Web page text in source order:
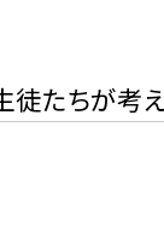
たちが考